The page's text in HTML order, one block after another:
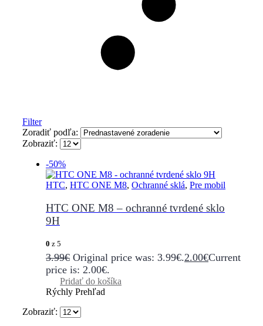
Filter
Zoradiť podľa:
Zobraziť:
-50%
HTC, HTC ONE M8, Ochranné sklá, Pre mobil
HTC ONE M8 – ochranné tvrdené sklo
9H
0 z 5
3.99€ Original price was: 3.99€.2.00€Current
price is: 2.00€.
Pridať do košíka
Rýchly Prehľad
Zobraziť: